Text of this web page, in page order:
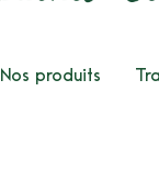
Nos produits